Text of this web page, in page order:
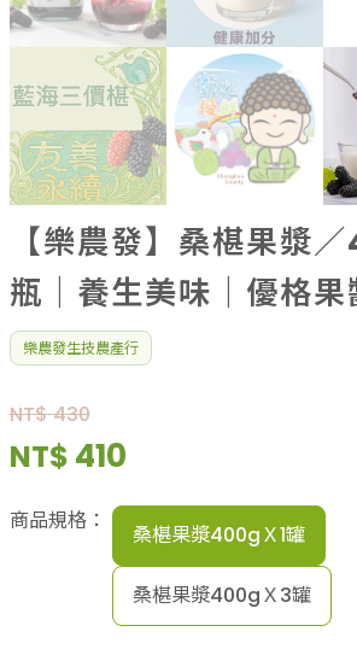
【樂農發】桑椹果漿
瓶｜養生美味｜優格果
樂農發生技農產行
NT$ 430
NT$ 410
商品規格：
桑椹果漿400gＸ1罐
桑椹果漿400gＸ3罐